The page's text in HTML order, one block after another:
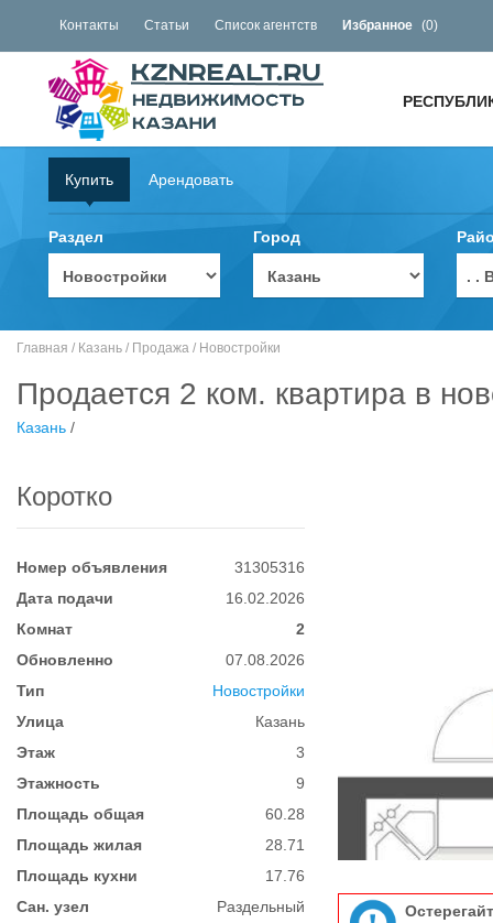
Контакты Статьи Список агентств Избранное (0)
Купить Арендовать
Раздел Город
. .
Главная / Казань / Продажа / Новостройки
Продается 2 ком. квартира в
Казань /
Коротко
Номер объявления
31305316
Дата подачи
16.02.2026
Комнат
2
Обновленно
07.08.2026
Тип
Новостройки
Улица
Казань
Этаж
3
Этажность
9
Площадь общая
60.28
Площадь жилая
28.71
Площадь кухни
17.76
Сан. узел
Раздельный